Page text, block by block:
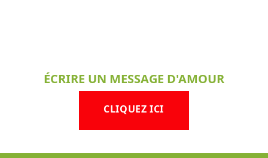
ÉCRIRE UN MESSAGE D'AMOUR
CLIQUEZ ICI